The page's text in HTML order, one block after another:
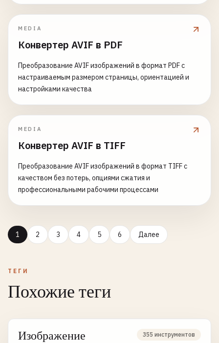
MEDIA
Конвертер AVIF в PDF
Преобразование AVIF изображений в формат PDF с
настраиваемым размером страницы, ориентацией и
настройками качества
MEDIA
Конвертер AVIF в TIFF
Преобразование AVIF изображений в формат TIFF с
качеством без потерь, опциями сжатия и
профессиональными рабочими процессами
1 2 3 4 5 6 Далее
ТЕГИ
Похожие теги
Изображение 355 инструментов